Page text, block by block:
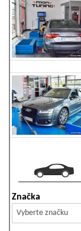
Značka
Vyberte značku